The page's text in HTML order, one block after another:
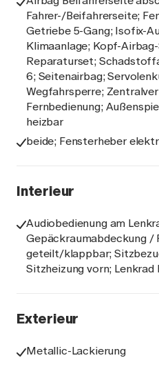
Fahrer-/Beifahrerseite;
Getriebe 5-Gang; Isofix-
Klimaanlage; Kopf-
Reparaturset;
6; Seitenairbag;
Wegfahrsperre;
Fernbedienung;
heizbar
beide; Fensterheber
Interieur
Audiobedienung am
Gepäckraumabdeckung /
geteilt/klappbar;
Sitzheizung vorn; Lenkrad
Exterieur
Metallic-Lackierung